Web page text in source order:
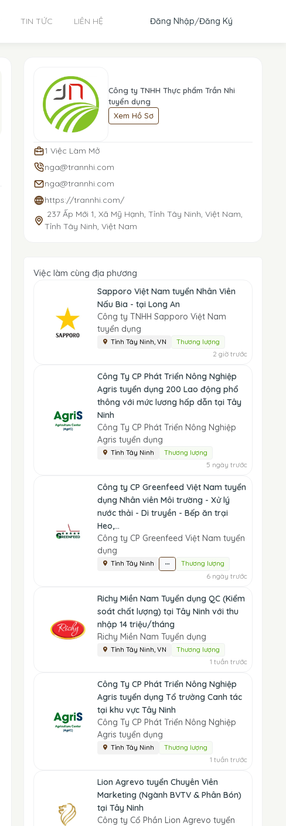
TIN TỨC LIÊN HỆ Đăng Nhập/Đăng Ký
Công ty TNHH Thực phẩm Trần Nhi
tuyển dụng
Xem Hồ Sơ
1 Việc Làm Mở
nga@trannhi.com
nga@trannhi.com
https://trannhi.com/
237 Ấp Mới 1, Xã Mỹ Hạnh, Tỉnh Tây Ninh, Việt Nam,
Tỉnh Tây Ninh, Việt Nam
Việc làm cùng địa phương
Sapporo Việt Nam tuyển Nhân Viên
Nấu Bia - tại Long An
Công ty TNHH Sapporo Việt Nam
tuyển dụng
Tỉnh Tây Ninh, VN Thương lượng
2 giờ trước
Công Ty CP Phát Triển Nông Nghiệp
Agris tuyển dụng 200 Lao động phổ
thông với mức lương hấp dẫn tại Tây
Ninh
Công Ty CP Phát Triển Nông Nghiệp
Agris tuyển dụng
Tỉnh Tây Ninh Thương lượng
5 ngày trước
Công ty CP Greenfeed Việt Nam tuyển
dụng Nhân viên Môi trường - Xử lý
nước thải - Di truyền - Bếp ăn trại
Heo,...
Công ty CP Greenfeed Việt Nam tuyển
dụng
Tỉnh Tây Ninh Thương lượng
6 ngày trước
Richy Miền Nam Tuyển dụng QC (Kiểm
soát chất lượng) tại Tây Ninh với thu
nhập 14 triệu/tháng
Richy Miền Nam Tuyển dụng
Tỉnh Tây Ninh, VN Thương lượng
1 tuần trước
Công Ty CP Phát Triển Nông Nghiệp
Agris tuyển dụng Tổ trưởng Canh tác
tại khu vực Tây Ninh
Công Ty CP Phát Triển Nông Nghiệp
Agris tuyển dụng
Tỉnh Tây Ninh Thương lượng
1 tuần trước
Lion Agrevo tuyển Chuyên Viên
Marketing (Ngành BVTV & Phân Bón)
tại Tây Ninh
Công ty Cổ Phần Lion Agrevo tuyển